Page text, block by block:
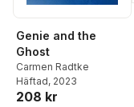
Genie and the
Ghost
Carmen Radtke
Häftad, 2023
208 kr